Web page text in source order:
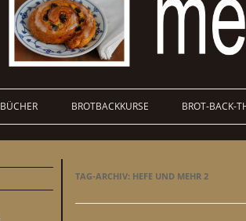
BÜCHER BROTBACKKURSE BROT-BACK-
TAG-ARCHIV: HEFE UND MEHR 2